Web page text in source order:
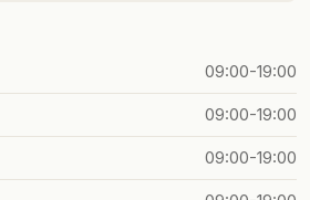
09:00-19:00
09:00-19:00
09:00-19:00